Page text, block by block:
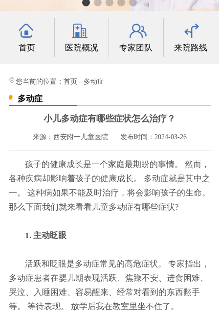
光影纪实
首页 医院概况 专家团队 来院路线
您当前的位置： 首页 - 多动症
多动症
小儿多动症有哪些症状怎么治疗？
来源：西安附一儿童医院 发布时间：2024-03-26
孩子的健康成长是一个家庭最期盼的事情。 然而，
各种疾病却影响着孩子的健康成长。 多动症就是其中之
一。 这种病如果不能及时治疗，将会影响孩子的生命。
那么下面我们就来看看儿童多动症有哪些症状?
1. 主动眨眼
活跃和眨眼是多动症常见的高危症状。 专家指出，
多动症患者在婴儿期表现活跃、焦躁不安、进食困难、
哭泣、入睡困难、容易醒来、经常对看到的东西翻手
等。 等待表现。 放学后我在教室里坐不住了。